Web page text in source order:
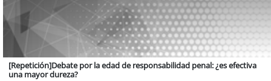
[Repetición]Debate por la edad de responsabilidad penal: ¿es efectiva
una mayor dureza?